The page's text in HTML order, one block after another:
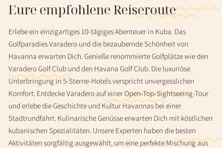
Eure empfohlene Reiseroute
Erlebe ein einzigartiges 10-tägiges Abenteuer in Kuba. Das
Golfparadies Varadero und die bezaubernde Schönheit von
Havanna erwarten Dich. Genieße renommierte Golfplätze wie den
Varadero Golf Club und den Havana Golf Club. Die luxuriöse
Unterbringung in 5-Sterne-Hotels verspricht unvergesslichen
Komfort. Entdecke Varadero auf einer Open-Top-Sightseeing-Tour
und erlebe die Geschichte und Kultur Havannas bei einer
Stadtrundfahrt. Kulinarische Genüsse erwarten Dich mit köstlichen
kubanischen Spezialitäten. Unsere Experten haben die besten
Aktivitäten sorgfältig ausgewählt, um eine perfekte Mischung aus